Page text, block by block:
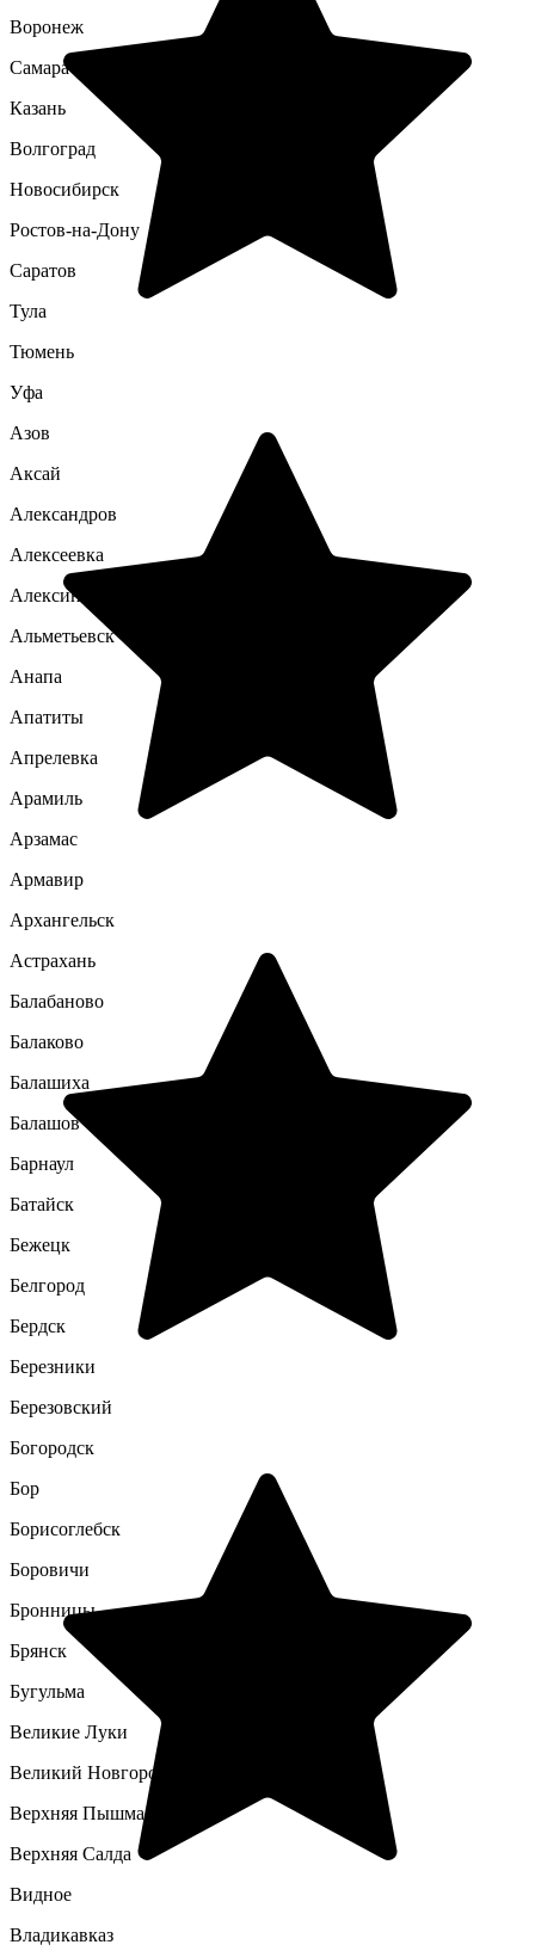
Воронеж
Самара
Казань
Волгоград
Новосибирск
Ростов-на-Дону
Саратов
Тула
Тюмень
Уфа
Азов
Аксай
Александров
Алексеевка
Алексин
Альметьевск
Анапа
Апатиты
Апрелевка
Арамиль
Арзамас
Армавир
Архангельск
Астрахань
Балабаново
Балаково
Балашиха
Балашов
Барнаул
Батайск
Бежецк
Белгород
Бердск
Березники
Березовский
Богородск
Бор
Борисоглебск
Боровичи
Бронницы
Брянск
Бугульма
Великие Луки
Великий Новгород
Верхняя Пышма
Верхняя Салда
Видное
Владикавказ